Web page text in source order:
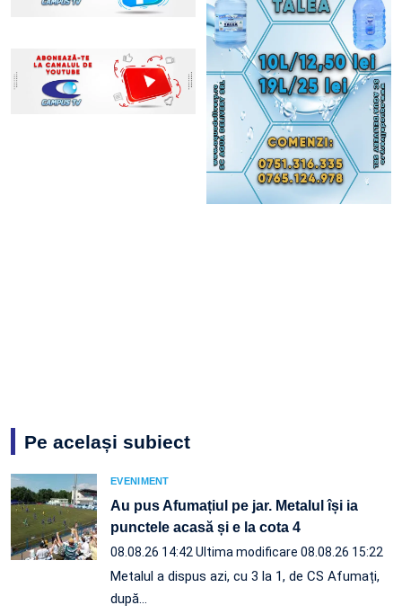
Pe același subiect
EVENIMENT
Au pus Afumațiul pe jar. Metalul își ia
punctele acasă și e la cota 4
08.08.26 14:42 Ultima modificare 08.08.26 15:22
Metalul a dispus azi, cu 3 la 1, de CS Afumați,
după…